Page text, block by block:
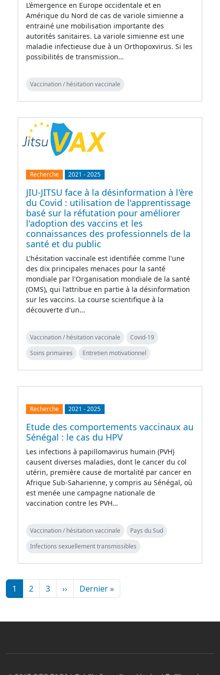
L’émergence en Europe occidentale et en
Amérique du Nord de cas de variole simienne a
entrainé une mobilisation importante des
autorités sanitaires. La variole simienne est une
maladie infectieuse due à un Orthopoxvirus. Si les
possibilités de transmission…
Vaccination / hésitation vaccinale
Recherche 2021 -2025
JIU-JITSU face à la désinformation à l'ère
du Covid : utilisation de l'apprentissage
basé sur la réfutation pour améliorer
l'adoption des vaccins et les
connaissances des professionnels de la
santé et du public
L'hésitation vaccinale est identifiée comme l'une
des dix principales menaces pour la santé
mondiale par l'Organisation mondiale de la santé
(OMS), qui l'attribue en partie à la désinformation
sur les vaccins. La course scientifique à la
découverte d'un…
Vaccination / hésitation vaccinale
Covid-19
Soins primaires
Entretien motivationnel
Recherche 2021 -2025
Etude des comportements vaccinaux au
Sénégal : le cas du HPV
Les infections à papillomavirus humain (PVH)
causent diverses maladies, dont le cancer du col
utérin, première cause de mortalité par cancer en
Afrique Sub-Saharienne, y compris au Sénégal, où
est menée une campagne nationale de
vaccination contre les PVH…
Vaccination / hésitation vaccinale
Pays du Sud
Infections sexuellement transmissibles
Pagination
1 2 3 ››Page suivante
Dernier »Dernière page